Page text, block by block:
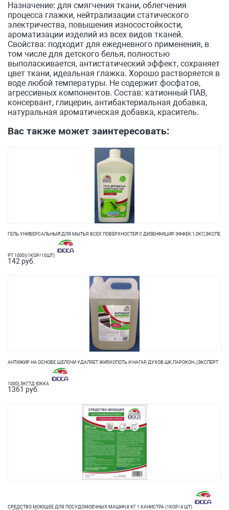
Назначение: для смягчения ткани, облегчения
процесса глажки, нейтрализации статического
электричества, повышения износостойкости,
ароматизации изделий из всех видов тканей.
Свойства: подходит для ежедневного применения, в
том числе для детского белья, полностью
выполаскивается, антистатический эффект, сохраняет
цвет ткани, идеальная глажка. Хорошо растворяется в
воде любой температуры. Не содержит фосфатов,
агрессивных компонентов. Состав: катионный ПАВ,
консервант, глицерин, антибактериальная добавка,
натуральная ароматическая добавка, краситель.
Вас также может заинтересовать:
ГЕЛЬ УНИВЕРСАЛЬНЫЙ ДЛЯ МЫТЬЯ ВСЕХ ПОВЕРХНОСТЕЙ С ДИЗЕНФИЦИР ЭФФЕК.1,0КГ,(ЭКСПЕ
РТ 1000)(1КОР/10ШТ)
142 руб.
АНТИЖИР НА ОСНОВЕ ЩЕЛОЧИ УДАЛЯЕТ ЖИР,КОПОТЬ И НАГАР, ДУХОВ.ШК,ПАРОКОН.,(ЭКСПЕРТ
1000),5КГ,ТД ЮККА
1361 руб.
СРЕДСТВО МОЮЩЕЕ ДЛЯ ПОСУДОМОЕЧНЫХ МАШИН,6 КГ 1 КАНИСТРА (1КОР/4 ШТ)